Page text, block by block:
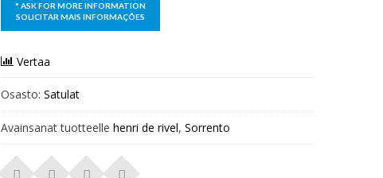
Vertaa
Osasto: Satulat
Avainsanat tuotteelle henri de rivel, Sorrento